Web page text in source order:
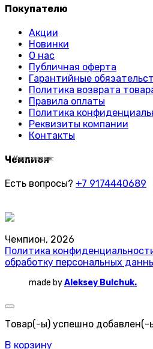
Код товара:
Код товара:
Код товара:
Код товара:
Код товара:
Код товара:
Код товара:
Код товара:
Код товара:
Код товара:
Код товара:
Код товара:
Код товара:
Код товара:
Код товара:
Код товара:
Код товара:
Код товара:
Код товара:
Код товара:
Код товара:
Код товара:
Код товара:
Код товара:
Покупателю
Акции
Новинки
О нас
Публичная оферта
Гарантийные
Политика возврата
Правила оплаты
Политика
Реквизиты компании
Контакты
Чемпион
Есть вопросы? +7 9174440689
Чемпион, 2026
Политика
обработку персональных
made byAleksey Bulchuk.
Товар(-ы) успешно добавлен(-
В корзину